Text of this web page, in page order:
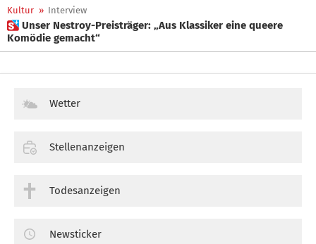
Kultur » Interview
 Unser Nestroy-Preisträger: „Aus Klassiker eine queere
Komödie gemacht“
Wetter
Stellenanzeigen
Todesanzeigen
Newsticker